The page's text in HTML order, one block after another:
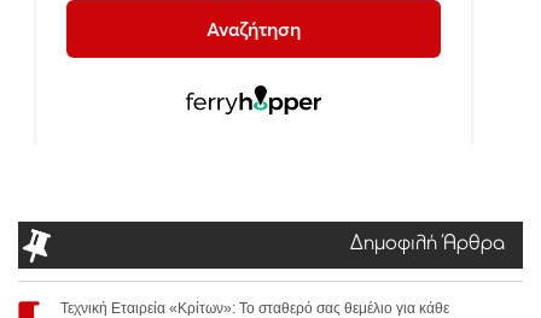
Δημοφιλή Άρθρα
Τεχνική Εταιρεία «Κρίτων»: Το σταθερό σας θεμέλιο για κάθε